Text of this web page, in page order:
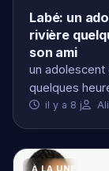
quelques
il y a 8 j
À LA UNE